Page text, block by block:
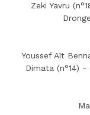
Zeki Yavru
Youssef Aït
Dimata (n°14) -